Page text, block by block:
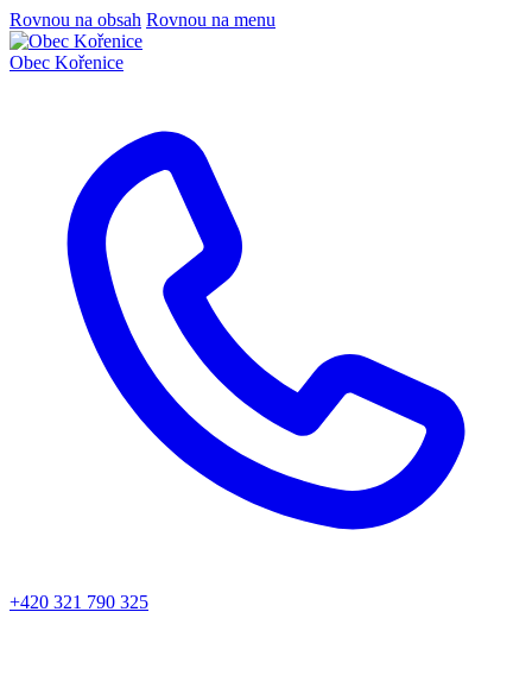
Rovnou na obsah Rovnou na menu
Obec Kořenice
+420 321 790 325